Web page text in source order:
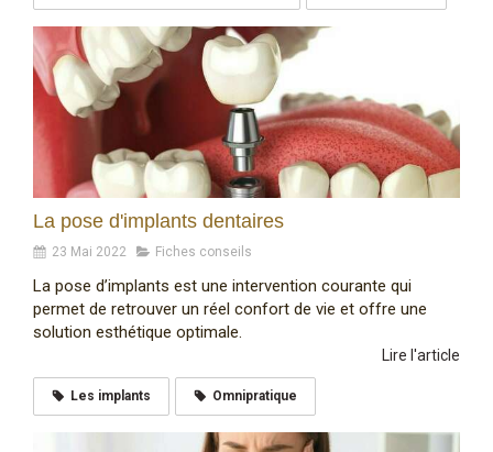
La pose d'implants dentaires
23 Mai 2022 Fiches conseils
La pose d’implants est une intervention courante qui
permet de retrouver un réel confort de vie et offre une
solution esthétique optimale.
Lire l'article
Les implants Omnipratique